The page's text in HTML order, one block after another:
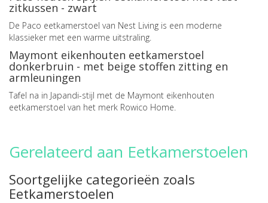
zitkussen - zwart
De Paco eetkamerstoel van Nest Living is een moderne
klassieker met een warme uitstraling.
Maymont eikenhouten eetkamerstoel
donkerbruin - met beige stoffen zitting en
armleuningen
Tafel na in Japandi-stijl met de Maymont eikenhouten
eetkamerstoel van het merk Rowico Home.
Gerelateerd aan Eetkamerstoelen
Soortgelijke categorieën zoals
Eetkamerstoelen